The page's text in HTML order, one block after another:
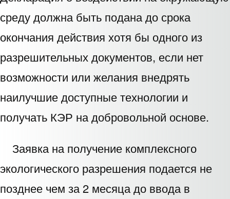
среду должна быть подана до срока
окончания действия хотя бы одного из
разрешительных документов, если нет
возможности или желания внедрять
наилучшие доступные технологии и
получать КЭР на добровольной основе.
Заявка на получение комплексного
экологического разрешения подается не
позднее чем за 2 месяца до ввода в